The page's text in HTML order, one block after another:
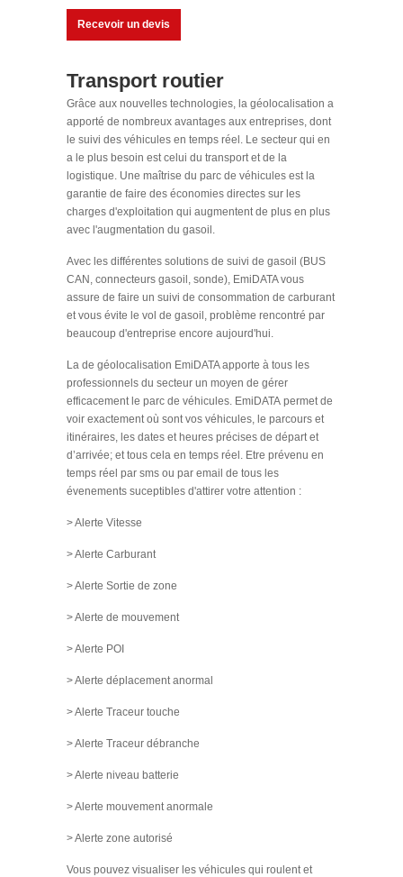
Recevoir un devis
Transport routier
Grâce aux nouvelles technologies, la géolocalisation a
apporté de nombreux avantages aux entreprises, dont
le suivi des véhicules en temps réel. Le secteur qui en
a le plus besoin est celui du transport et de la
logistique. Une maîtrise du parc de véhicules est la
garantie de faire des économies directes sur les
charges d'exploitation qui augmentent de plus en plus
avec l'augmentation du gasoil.
Avec les différentes solutions de suivi de gasoil (BUS
CAN, connecteurs gasoil, sonde), EmiDATA vous
assure de faire un suivi de consommation de carburant
et vous évite le vol de gasoil, problème rencontré par
beaucoup d'entreprise encore aujourd'hui.
La de géolocalisation EmiDATA apporte à tous les
professionnels du secteur un moyen de gérer
efficacement le parc de véhicules. EmiDATA permet de
voir exactement où sont vos véhicules, le parcours et
itinéraires, les dates et heures précises de départ et
d’arrivée; et tous cela en temps réel. Etre prévenu en
temps réel par sms ou par email de tous les
évenements suceptibles d'attirer votre attention :
> Alerte Vitesse
> Alerte Carburant
> Alerte Sortie de zone
> Alerte de mouvement
> Alerte POI
> Alerte déplacement anormal
> Alerte Traceur touche
> Alerte Traceur débranche
> Alerte niveau batterie
> Alerte mouvement anormale
> Alerte zone autorisé
Vous pouvez visualiser les véhicules qui roulent et